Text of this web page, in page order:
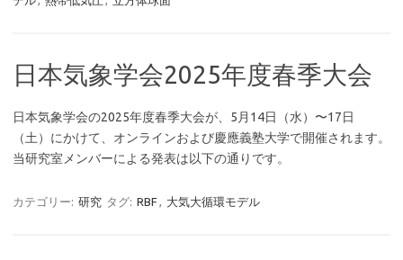
日本気象学会2025年度春季大会
日本気象学会の2025年度春季大会が、5月14日（水）〜17日
（土）にかけて、オンラインおよび慶應義塾大学で開催されます。
当研究室メンバーによる発表は以下の通りです。
カテゴリー: 研究 タグ: RBF 大気大循環モデル